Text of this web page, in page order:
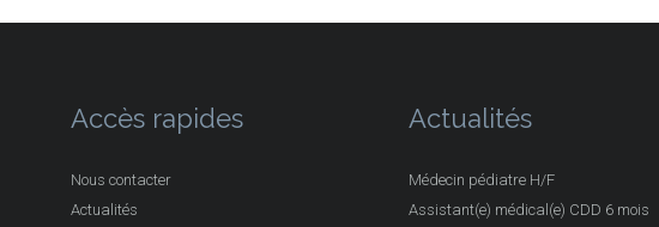
Accès rapides
Nous contacter
Actualités
Actualités
Médecin pédiatre H/F
Assistant(e) médical(e) CDD 6 mois